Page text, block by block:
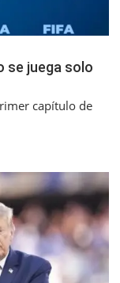
se juega solo
capítulo de